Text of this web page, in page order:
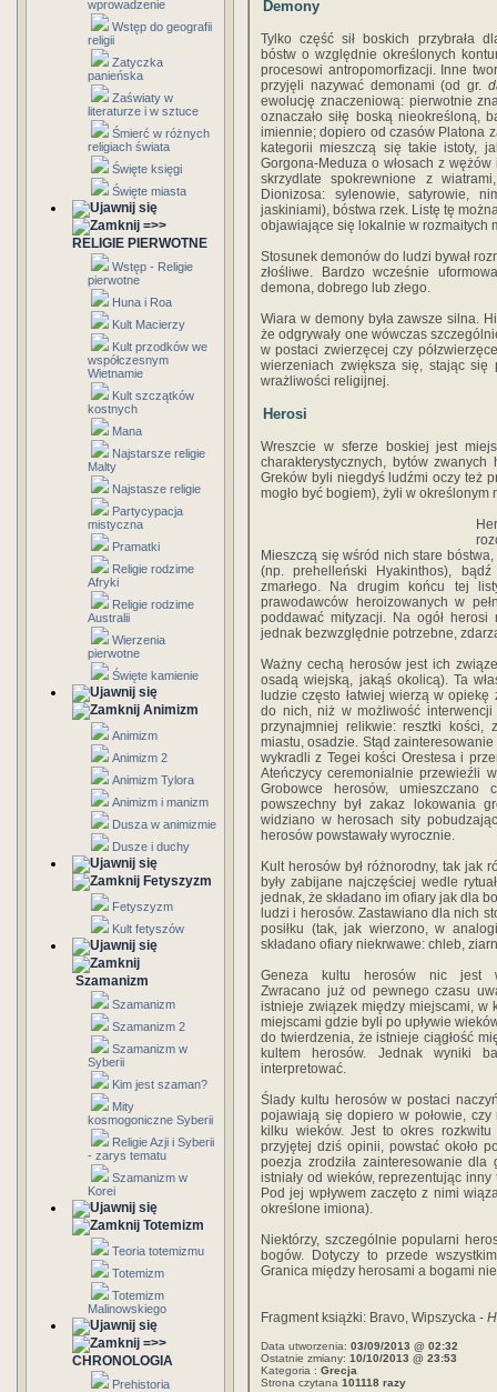
wprowadzenie
Wstęp do geografii
religii
Zatyczka
panieńska
Zaświaty w
literaturze i w sztuce
Śmierć w różnych
religiach świata
Święte księgi
Święte miasta
=>>
RELIGIE PIERWOTNE
Wstęp - Religie
pierwotne
Huna i Roa
Kult Macierzy
Kult przodków we
współczesnym
Wietnamie
Kult szczątków
kostnych
Mana
Najstarsze religie
Malty
Najstasze religie
Partycypacja
mistyczna
Pramatki
Religie rodzime
Afryki
Religie rodzime
Australii
Wierzenia
pierwotne
Święte kamienie
Animizm
Animizm
Animizm 2
Animizm Tylora
Animizm i manizm
Dusza w animizmie
Dusze i duchy
Fetyszyzm
Fetyszyzm
Kult fetyszów
Szamanizm
Szamanizm
Szamanizm 2
Szamanizm w
Syberii
Kim jest szaman?
Mity
kosmogoniczne Syberii
Religie Azji i Syberii
- zarys tematu
Szamanizm w
Korei
Totemizm
Teoria totemizmu
Totemizm
Totemizm
Malinowskiego
=>>
CHRONOLOGIA
Prehistoria
Demony
Tylko część sił boskich przybrała
bóstw o względnie określonych
procesowi antropomorfizacji. Inne
przyjęli nazywać demonami (od gr.
ewolucję znaczeniową: pierwotnie
oznaczało siłę boską nieokreśloną,
imiennie; dopiero od czasów Platona
kategorii mieszczą się takie istoty,
Gorgona-Meduza o włosach z
skrzydlate spokrewnione z
Dionizosa: sylenowie, satyrowie,
jaskiniami), bóstwa rzek. Listę tę
objawiające się lokalnie w rozmaitych
Stosunek demonów do ludzi bywał
złośliwe. Bardzo wcześnie
demona, dobrego lub złego.
Wiara w demony była zawsze silna.
że odgrywały one wówczas
w postaci zwierzęcej czy
wierzeniach zwiększa się, stając
wrażliwości religijnej.
Herosi
Wreszcie w sferze boskiej jest
charakterystycznych, bytów
Greków byli niegdyś ludźmi oczy też
mogło być bogiem), żyli w
Mieszczą się wśród nich stare
(np. prehelleński Hyakinthos),
zmarłego. Na drugim końcu tej
prawodawców heroizowanych w
poddawać mityzacji. Na ogół
jednak bezwzględnie potrzebne,
Ważny cechą herosów jest ich
osadą wiejską, jakąś okolicą). Ta
ludzie często łatwiej wierzą w
do nich, niż w możliwość
przynajmniej relikwie: resztki kości,
miastu, osadzie. Stąd
wykradli z Tegei kości Orestesa i
Ateńczycy ceremonialnie przewieźli
Grobowce herosów,
powszechny był zakaz lokowania
widziano w herosach sity
herosów powstawały wyrocznie.
Kult herosów był różnorodny, tak jak
były zabijane najczęściej wedle
jednak, że składano im ofiary jak dla
ludzi i herosów. Zastawiano dla nich
posiłku (tak, jak wierzono, w
składano ofiary niekrwawe: chleb,
Geneza kultu herosów nic jest
Zwracano już od pewnego czasu
istnieje związek między miejscami, w
miejscami gdzie byli po upływie
do twierdzenia, że istnieje ciągłość
kultem herosów. Jednak wyniki
interpretować.
Ślady kultu herosów w postaci
pojawiają się dopiero w połowie,
kilku wieków. Jest to okres
przyjętej dziś opinii, powstać około
poezja zrodziła zainteresowanie
istniały od wieków, reprezentując
Pod jej wpływem zaczęto z nimi
określone imiona).
Niektórzy, szczególnie popularni
bogów. Dotyczy to przede
Granica między herosami a bogami
Fragment książki: Bravo, Wipszycka -
Data utworzenia: 03/09/2013 @ 02:32
Ostatnie zmiany: 10/10/2013 @ 23:53
Kategoria : Grecja
Strona czytana 101118 razy